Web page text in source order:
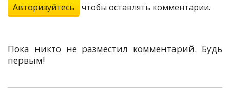
Авторизуйтесь чтобы оставлять комментарии.
Пока никто не разместил комментарий. Будь
первым!